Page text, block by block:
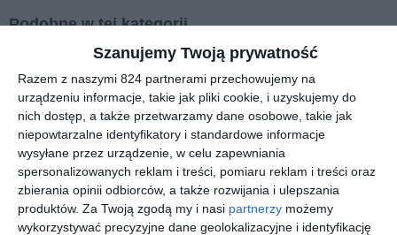
Szanujemy Twoją prywatność
Razem z naszymi 824 partnerami przechowujemy na
urządzeniu informacje, takie jak pliki cookie, i uzyskujemy do
nich dostęp, a także przetwarzamy dane osobowe, takie jak
niepowtarzalne identyfikatory i standardowe informacje
wysyłane przez urządzenie, w celu zapewniania
spersonalizowanych reklam i treści, pomiaru reklam i treści oraz
zbierania opinii odbiorców, a także rozwijania i ulepszania
produktów. Za Twoją zgodą my i nasi partnerzy możemy
wykorzystywać precyzyjne dane geolokalizacyjne i identyfikację
Podobne w tej kategorii
UNOFFICIA
L 0UO3064
001
27930
przejdź do
sklepu
RAY BAN
0RY1631
3928
255 20
przejdź do
sklepu
SAINT
LAURENT
SL M97 001
1.284 00
przejdź do
sklepu
COACH
5613
71900
przejdź do
sklepu